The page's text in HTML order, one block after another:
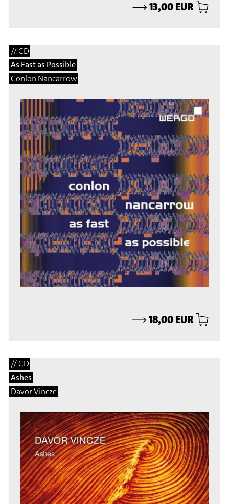
⟶13,00 EUR
// CD
As Fast as Possible
Conlon Nancarrow
⟶18,00 EUR
// CD
Ashes
Davor Vincze